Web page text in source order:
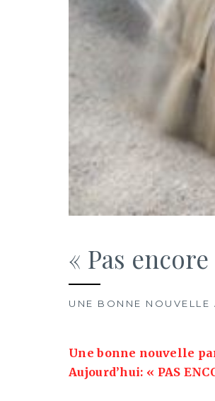
« Pas
UNE BONNE NOUVELLE
Une bonne nouvelle
Aujourd’hui: « PAS